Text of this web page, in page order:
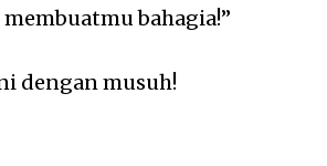
bahagia!”
dengan musuh!